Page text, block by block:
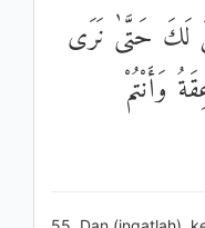
لَكَ حَتَّىٰ نَرَى
وَأَنْتُمْ